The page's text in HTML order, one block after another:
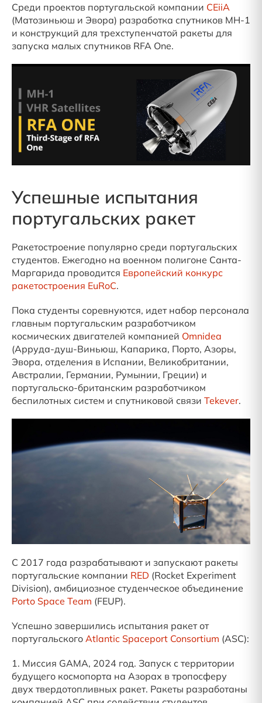
Среди проектов португальской компании CEiiA
(Матозиньюш и Эвора) разработка спутников MH-1
и конструкций для трехступенчатой ракеты для
запуска малых спутников RFA One.
Успешные испытания
португальских ракет
Ракетостроение популярно среди португальских
студентов. Ежегодно на военном полигоне Санта-
Маргарида проводится Европейский конкурс
ракетостроения EuRoC.
Пока студенты соревнуются, идет набор персонала
главным португальским разработчиком
космических двигателей компанией Omnidea
(Арруда-душ-Виньюш, Капарика, Порто, Азоры,
Эвора, отделения в Испании, Великобритании,
Австралии, Германии, Румынии, Греции) и
португальско-британским разработчиком
беспилотных систем и спутниковой связи Tekever.
С 2017 года разрабатывают и запускают ракеты
португальские компании RED (Rocket Experiment
Division), амбициозное студенческое объединение
Porto Space Team (FEUP).
Успешно завершились испытания ракет от
португальского Atlantic Spaceport Consortium (ASC):
1. Миссия GAMA, 2024 год. Запуск с территории
будущего космопорта на Азорах в тропосферу
двух твердотопливных ракет. Ракеты разработаны